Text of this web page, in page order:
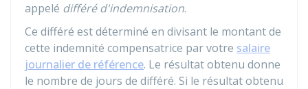
appelé différé d'indemnisation.
Ce différé est déterminé en divisant le montant de
cette indemnité compensatrice par votre salaire
journalier de référence. Le résultat obtenu donne
le nombre de jours de différé. Si le résultat obtenu